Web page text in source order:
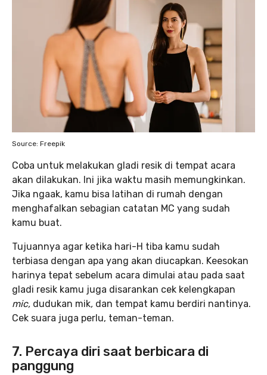
Source: Freepik
Coba untuk melakukan gladi resik di tempat acara
akan dilakukan. Ini jika waktu masih memungkinkan.
Jika ngaak, kamu bisa latihan di rumah dengan
menghafalkan sebagian catatan MC yang sudah
kamu buat.
Tujuannya agar ketika hari-H tiba kamu sudah
terbiasa dengan apa yang akan diucapkan. Keesokan
harinya tepat sebelum acara dimulai atau pada saat
gladi resik kamu juga disarankan cek kelengkapan
mic, dudukan mik, dan tempat kamu berdiri nantinya.
Cek suara juga perlu, teman-teman.
7. Percaya diri saat berbicara di
panggung